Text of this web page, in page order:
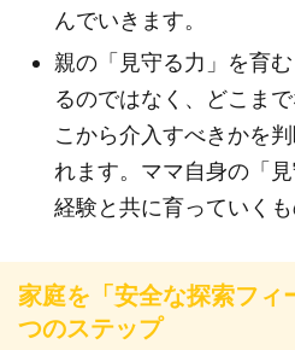
んでいきます。
親の「見守る力」を育
るのではなく、どこま
こから介入すべきかを
れます。ママ自身の「
経験と共に育っていくも
家庭を「安全な探索フィ
つのステップ